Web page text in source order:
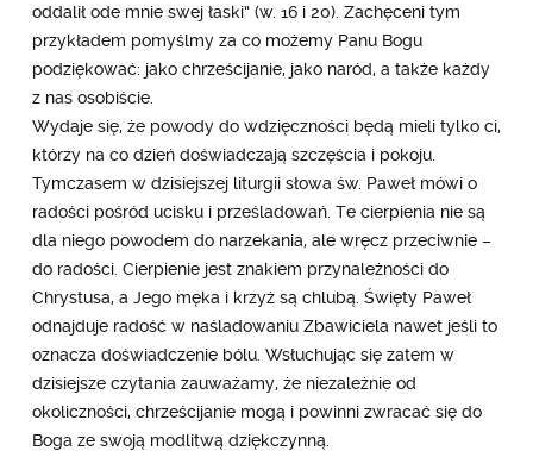
oddalił ode mnie swej łaski” (w. 16 i 20). Zachęceni tym
przykładem pomyślmy za co możemy Panu Bogu
podziękować: jako chrześcijanie, jako naród, a także każdy
z nas osobiście.
Wydaje się, że powody do wdzięczności będą mieli tylko ci,
którzy na co dzień doświadczają szczęścia i pokoju.
Tymczasem w dzisiejszej liturgii słowa św. Paweł mówi o
radości pośród ucisku i prześladowań. Te cierpienia nie są
dla niego powodem do narzekania, ale wręcz przeciwnie –
do radości. Cierpienie jest znakiem przynależności do
Chrystusa, a Jego męka i krzyż są chlubą. Święty Paweł
odnajduje radość w naśladowaniu Zbawiciela nawet jeśli to
oznacza doświadczenie bólu. Wsłuchując się zatem w
dzisiejsze czytania zauważamy, że niezależnie od
okoliczności, chrześcijanie mogą i powinni zwracać się do
Boga ze swoją modlitwą dziękczynną.